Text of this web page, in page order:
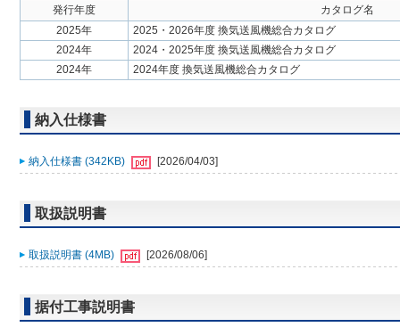
発行年度
カタログ名
2025年
2025・2026年度 換気送風機総合カタログ
2024年
2024・2025年度 換気送風機総合カタログ
2024年
2024年度 換気送風機総合カタログ
納入仕様書
納入仕様書 (342KB) [2026/04/03]
取扱説明書
取扱説明書 (4MB) [2026/08/06]
据付工事説明書